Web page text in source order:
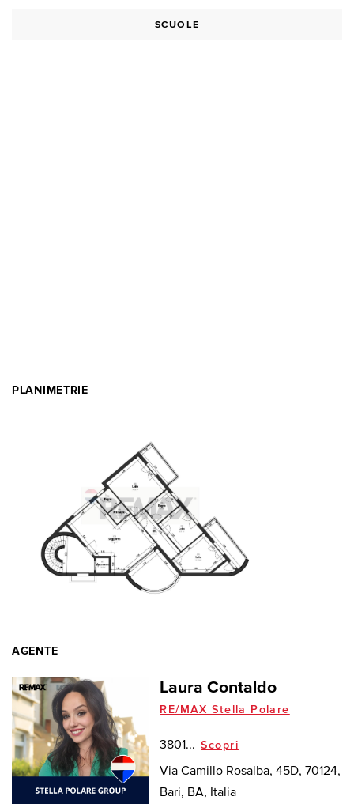
SCUOLE
PLANIMETRIE
AGENTE
Laura Contaldo
RE/MAX Stella Polare
3801... Scopri
Via Camillo Rosalba, 45D, 70124,
Bari, BA, Italia